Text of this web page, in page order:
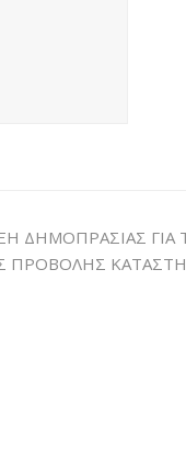
ΔΗΜΟΠΡΑΣΙΑΣ
ΠΡΟΒΟΛΗΣ